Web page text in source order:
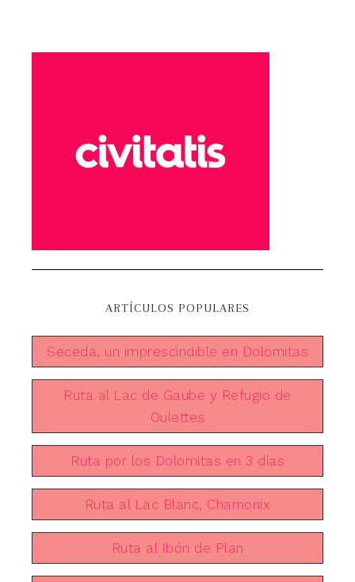
ARTÍCULOS POPULARES
Seceda, un imprescindible en Dolomitas
Ruta al Lac de Gaube y Refugio de
Oulettes
Ruta por los Dolomitas en 3 días
Ruta al Lac Blanc, Chamonix
Ruta al Ibón de Plan